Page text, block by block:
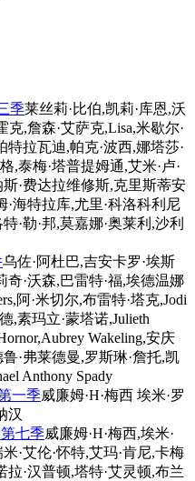
季莱丝莉·比伯,凯莉·库恩,沃
克,詹森·艾萨克,Lisa,米歇尔·
特拉瓦迪,帕克·波西,娜塔莎·
,泰梅·塔普提姆通,艾米·卢·
·费达拉维修斯,克里斯蒂安
·海特拉库,尤里·科洛科利尼
·勒·邦,莫嘉娜·奥莱利,沙利
乌佐·阿杜巴,吉安卡罗·埃斯
奇·沃森,巴雷特·福,埃德温娜
阿·米切尔,布雷特·塔克,Jodi
,素玛立·蒙塔诺,Julieth
Wakeling,安庆
·弗莱德曼,罗斯琳·詹托,凯
Anthony Spady
一季威廉姆·H·梅西 埃米·罗
汉
七季威廉姆·H·梅西,埃米·
·艾伦·怀特,艾玛·肯尼,卡梅
拉·汉普顿,塔特·艾灵顿,布兰